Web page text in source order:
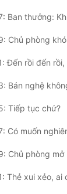
Ban thưởng:
Chủ phòng
Đến rồi đến rồi,
Bán nghệ
Tiếp tục chứ?
Có muốn
Chủ phòng
Thẻ xui xẻo, ai